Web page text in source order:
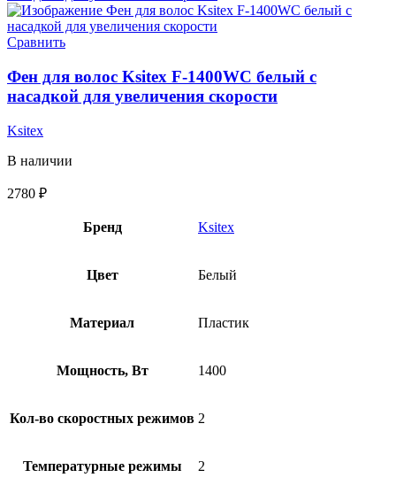
Сравнить
Фен для волос Ksitex F-1400WC белый с
насадкой для увеличения скорости
Ksitex
В наличии
2780 ₽
Бренд Ksitex
Цвет Белый
Материал Пластик
Мощность, Вт 1400
Кол-во скоростных режимов 2
Температурные режимы 2